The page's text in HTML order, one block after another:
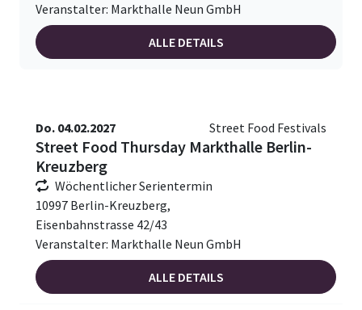
Veranstalter: Markthalle Neun GmbH
ALLE DETAILS
Do. 04.02.2027 Street Food Festivals
Street Food Thursday Markthalle Berlin-
Kreuzberg
Wöchentlicher Serientermin
10997 Berlin-Kreuzberg,
Eisenbahnstrasse 42/43
Veranstalter: Markthalle Neun GmbH
ALLE DETAILS